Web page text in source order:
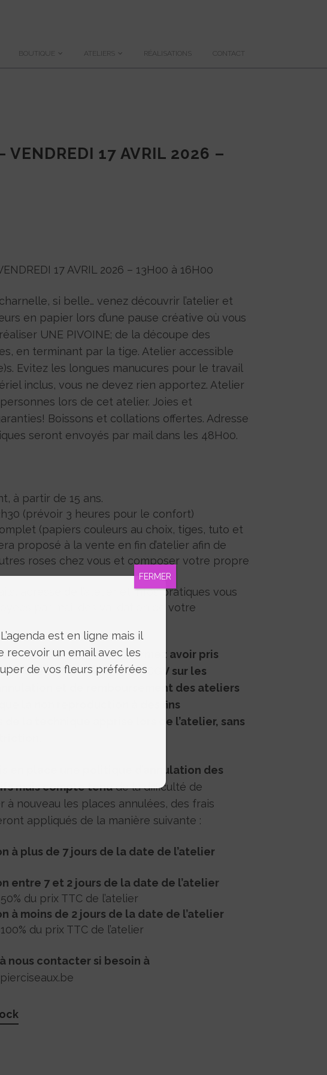
BOUTIQUE ATELIERS RÉALISATIONS CONTACT
VENDREDI 17 AVRIL 2026 –
17 AVRIL 2026 – 13H00 à 16H00
si belle… venez découvrir l’atelier et
en papier lors d’une pause créative où vous
UNE PIVOINE; de la découpe des
en terminant par la tige. Atelier accessible
Evitez les longues manucures pour le travail
inclus, vous ne devez rien apportez. Atelier
lors de cet atelier. Joies et
Boissons et collations offertes. Adresse
seront envoyés par mail dans les 48H00.
à partir de 15 ans.
(prévoir 3 heures pour le confort)
(papiers couleurs au choix, tiges, tuto et
proposé à la vente en fin d’atelier afin de
roses chez vous et composer votre propre
adresse de l’atelier et infos pratiques vous
par mail dés validation de votre
commande, vous confirmez avoir pris
accepter les présentes CGV sur les
et de remboursement des ateliers
la non reproduction à des fins
de la technique apprise lors de l’atelier, sans
en place une politique d’annulation des
mais compte tenude la difficulté de
à nouveau les places annulées, des frais
appliqués de la manière suivante :
à plus de 7 jours de la date de l’atelier
entre 7 et 2 jours de la date de l’atelier
du prix TTC de l’atelier
à moins de 2 jours de la date de l’atelier
du prix TTC de l’atelier
à nous contacter si besoin à
est en ligne mais il
recevoir un email avec les
de vos fleurs préférées
FERMER